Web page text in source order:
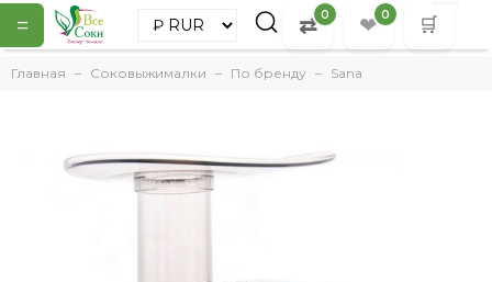
= ⇄ 0 ❤ 0 🛒
Главная Соковыжималки По бренду Sana